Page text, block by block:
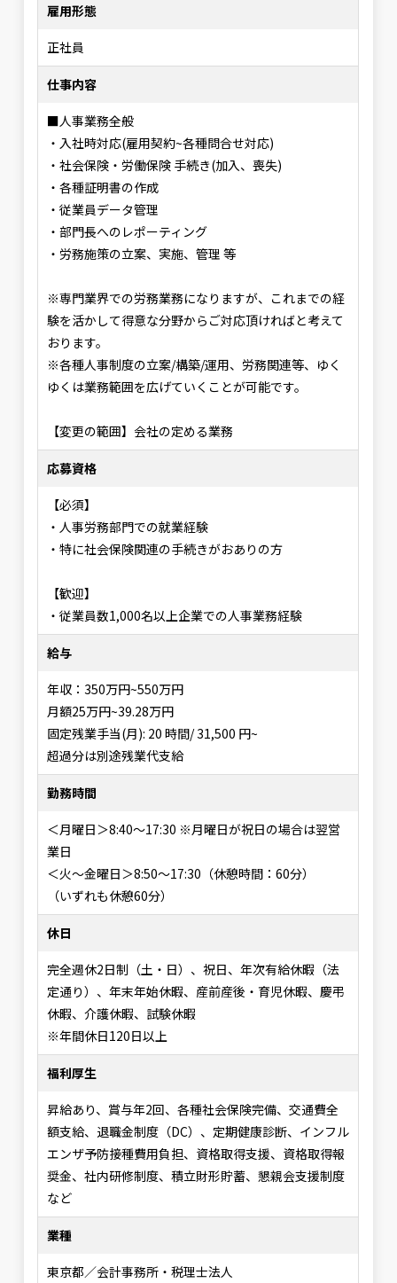
雇用形態
正社員
仕事内容
■人事業務全般
・入社時対応(雇用契約~各種問合せ対応)
・社会保険・労働保険 手続き(加入、喪失)
・各種証明書の作成
・従業員データ管理
・部門長へのレポーティング
・労務施策の立案、実施、管理 等
※専門業界での労務業務になりますが、これまでの経
験を活かして得意な分野からご対応頂ければと考えて
おります。
※各種人事制度の立案/構築/運用、労務関連等、ゆく
ゆくは業務範囲を広げていくことが可能です。
【変更の範囲】会社の定める業務
応募資格
【必須】
・人事労務部門での就業経験
・特に社会保険関連の手続きがおありの方
【歓迎】
・従業員数1,000名以上企業での人事業務経験
給与
年収：350万円~550万円
月額25万円~39.28万円
固定残業手当(月): 20 時間/ 31,500 円~
超過分は別途残業代支給
勤務時間
＜月曜日＞8:40〜17:30 ※月曜日が祝日の場合は翌営
業日
＜火〜金曜日＞8:50〜17:30（休憩時間：60分）
（いずれも休憩60分）
休日
完全週休2日制（土・日）、祝日、年次有給休暇（法
定通り）、年末年始休暇、産前産後・育児休暇、慶弔
休暇、介護休暇、試験休暇
※年間休日120日以上
福利厚生
昇給あり、賞与年2回、各種社会保険完備、交通費全
額支給、退職金制度（DC）、定期健康診断、インフル
エンザ予防接種費用負担、資格取得支援、資格取得報
奨金、社内研修制度、積立財形貯蓄、懇親会支援制度
など
業種
東京都／会計事務所・税理士法人